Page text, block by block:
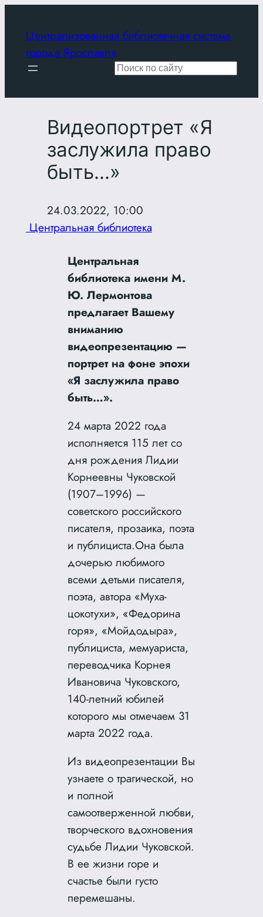
содержимому
Централизованная библиотечная система
города Ярославля
Поиск
Видеопортрет «Я
заслужила право
быть…»
24.03.2022, 10:00
Центральная библиотека
Центральная
библиотека имени М.
Ю. Лермонтова
предлагает Вашему
вниманию
видеопрезентацию —
портрет на фоне эпохи
«Я заслужила право
быть…».
24 марта 2022 года
исполняется 115 лет со
дня рождения Лидии
Корнеевны Чуковской
(1907–1996) —
советского российского
писателя, прозаика, поэта
и публициста.Она была
дочерью любимого
всеми детьми писателя,
поэта, автора «Муха-
цокотухи», «Федорина
горя», «Мойдодыра»,
публициста, мемуариста,
переводчика Корнея
Ивановича Чуковского,
140-летний юбилей
которого мы отмечаем 31
марта 2022 года.
Из видеопрезентации Вы
узнаете о трагической, но
и полной
самоотверженной любви,
творческого вдохновения
судьбе Лидии Чуковской.
В ее жизни горе и
счастье были густо
перемешаны.